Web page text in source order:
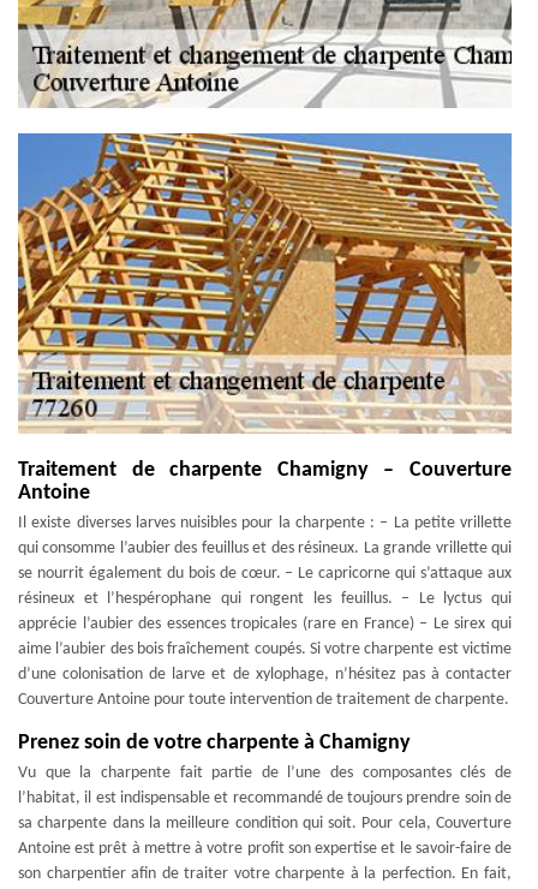
Traitement de charpente Chamigny – Couverture
Antoine
Il existe diverses larves nuisibles pour la charpente : – La petite vrillette
qui consomme l’aubier des feuillus et des résineux. La grande vrillette qui
se nourrit également du bois de cœur. – Le capricorne qui s’attaque aux
résineux et l’hespérophane qui rongent les feuillus. – Le lyctus qui
apprécie l’aubier des essences tropicales (rare en France) – Le sirex qui
aime l’aubier des bois fraîchement coupés. Si votre charpente est victime
d’une colonisation de larve et de xylophage, n’hésitez pas à contacter
Couverture Antoine pour toute intervention de traitement de charpente.
Prenez soin de votre charpente à Chamigny
Vu que la charpente fait partie de l’une des composantes clés de
l’habitat, il est indispensable et recommandé de toujours prendre soin de
sa charpente dans la meilleure condition qui soit. Pour cela, Couverture
Antoine est prêt à mettre à votre profit son expertise et le savoir-faire de
son charpentier afin de traiter votre charpente à la perfection. En fait,